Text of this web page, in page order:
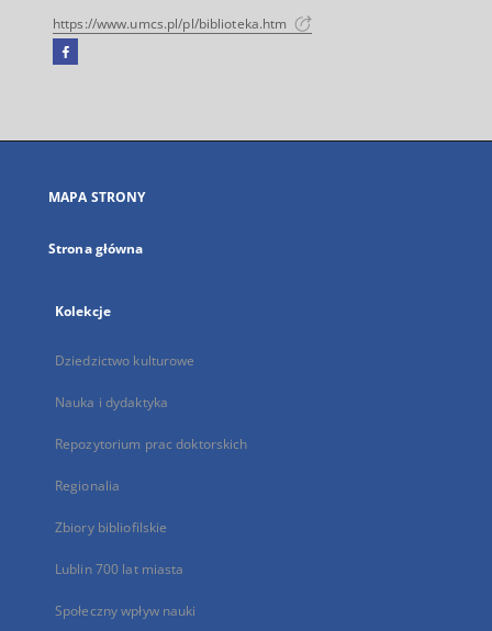
https://www.umcs.pl/pl/biblioteka.htm
Facebook
się
karcie
MAPA STRONY
Strona główna
Kolekcje
Dziedzictwo kulturowe
Nauka i dydaktyka
Repozytorium prac doktorskich
Regionalia
Zbiory bibliofilskie
Lublin 700 lat miasta
Społeczny wpływ nauki